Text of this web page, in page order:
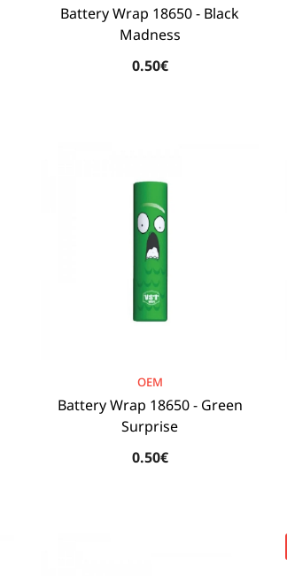
Battery Wrap 18650 - Black
Madness
0.50€
OEM
Battery Wrap 18650 - Green
Surprise
0.50€